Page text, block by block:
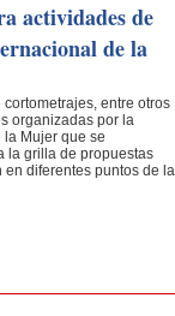
actividades de
de la
entre otros
organizadas por la
Mujer que se
la grilla de propuestas
diferentes puntos de la